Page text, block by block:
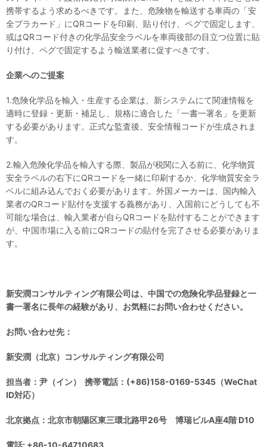
携帯するよう求めるべきです。また、危険物を輸送する車両の「安
全プラカード」にQRコードを印刷、貼り付け、ペグで固定します、
或はQRコード付きの化学品安全ラベルを車両後部の目立つ位置に貼
り付け、ペグで固定するよう輸送業者に促すべきです。
企業へのご提案
1.危険化学品を輸入・生産する企業は、新システムにて関連情報を
適時に登録・更新・補足し、規格に適合した「一書一署名」を更新
する必要があります。正式な監査後、安全情報コードが生成されま
す。
2.輸入危険化学品を輸入する際、製品が税関に入る前に、化学物質
安全ラベルの右下にQRコードを一緒に印刷するか、化学物質安全ラ
ベルに組み込んでおく必要があります。外国メーカーは、国内輸入
業者のQRコード貼付を支援する義務があり、入国前にどうしても不
可能な場合は、輸入業者が自らQRコードを貼付することができます
が、中国市場に入る前にQRコードの貼付を完了させる必要がありま
す。
新安潤コンサルティング有限公司は、中国での危険化学品登録と一
書一署名に長年の経験があり、 お気軽にお問い合わせください。
お問い合わせ先：
新安潤（北京）コンサルティング有限公司
担当者：尹（イン） 携帯電話：(+86)158-0169-5345（WeChat
ID対応）
北京拠点：北京市朝陽区東三環北路甲26号 博瑞ビルA座4階 D10
電話: +86-10-64710683